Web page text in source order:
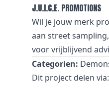
J.U.I.C.E. PROMOTIONS
Wil je jouw merk
aan street
voor vrijblijvend
Categorien:
Dit project delen via: